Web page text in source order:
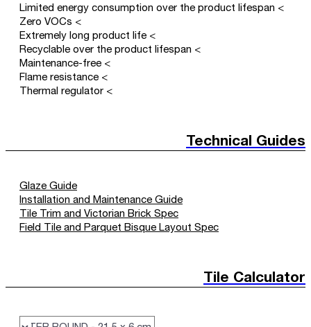
> Limited energy consumption over the product lifespan
> Zero VOCs
> Extremely long product life
> Recyclable over the product lifespan
> Maintenance-free
> Flame resistance
> Thermal regulator
Technical Guides
Glaze Guide
Installation and Maintenance Guide
Tile Trim and Victorian Brick Spec
Field Tile and Parquet Bisque Layout Spec
Tile Calculator